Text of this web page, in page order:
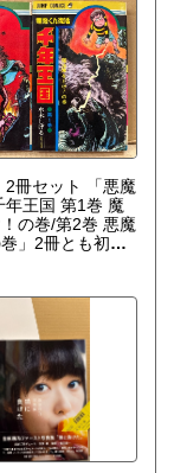
2冊セット 「悪魔
年王国 第1巻 魔
の巻/第2巻 悪魔
」2冊とも初
ジャン
ス 水木プロ作
2冊